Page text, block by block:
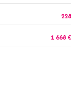
228
1 668 €